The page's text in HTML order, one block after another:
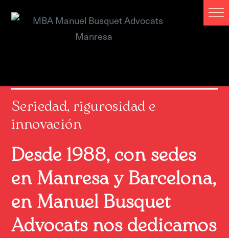
Manuel Busquet Advocats Manresa. Serveis Jurídics
Barcelona
Seriedad, rigurosidad e
innovación
Desde 1988, con sedes
en Manresa y Barcelona,
en Manuel Busquet
Advocats nos dedicamos